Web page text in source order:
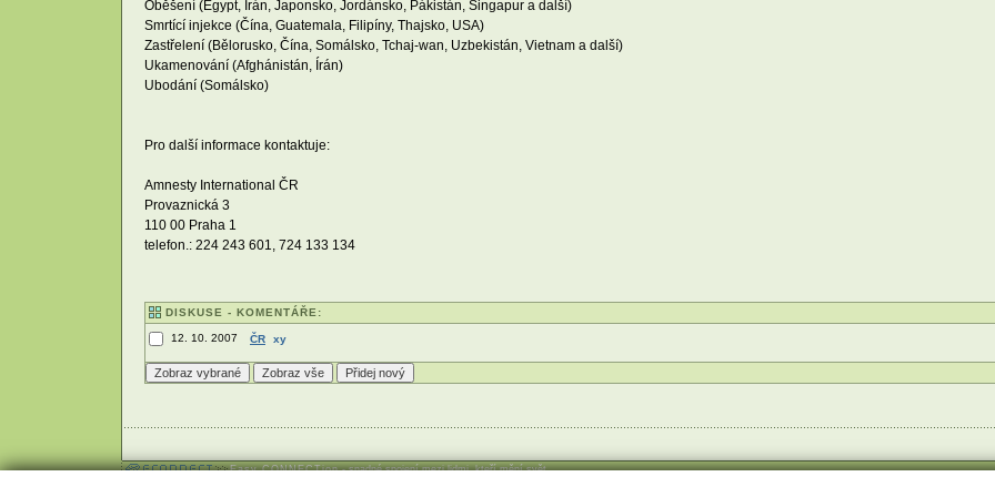
Oběšení (Egypt, Írán, Japonsko, Jordánsko, Pákistán, Singapur a další)
Smrtící injekce (Čína, Guatemala, Filipíny, Thajsko, USA)
Zastřelení (Bělorusko, Čína, Somálsko, Tchaj-wan, Uzbekistán, Vietnam a další)
Ukamenování (Afghánistán, Írán)
Ubodání (Somálsko)
Pro další informace kontaktuje:
Amnesty International ČR
Provaznická 3
110 00 Praha 1
telefon.: 224 243 601, 724 133 134
DISKUSE - KOMENTÁŘE:
12. 10. 2007 ČR xy
Easy CONNECTion- snadné spojení mezi lidmi, kteří mění svět